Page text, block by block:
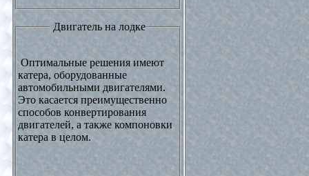
Двигатель на лодке
Оптимальные решения имеют
катера, оборудованные
автомобильными двигателями.
Это касается преимущественно
способов конвертирования
двигателей, а также компоновки
катера в целом.